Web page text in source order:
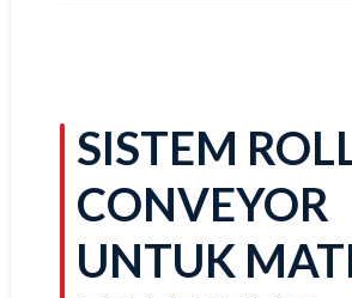
SISTEM
CONVEYOR
UNTUK